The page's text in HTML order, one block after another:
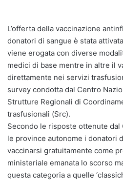
L’offerta della vaccinazione
donatori di sangue è stata
viene erogata con diverse
medici di base mentre in altre il
direttamente nei servizi
survey condotta dal Centro
Strutture Regionali di
trasfusionali (Src).
Secondo le risposte ottenute dal
le province autonome i donatori
vaccinarsi gratuitamente come
ministeriale emanata lo scorso
questa categoria a quelle